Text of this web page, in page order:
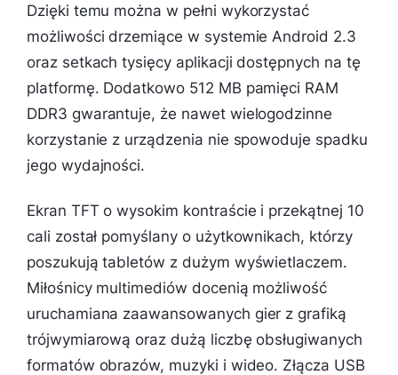
Dzięki temu można w pełni wykorzystać
możliwości drzemiące w systemie Android 2.3
oraz setkach tysięcy aplikacji dostępnych na tę
platformę. Dodatkowo 512 MB pamięci RAM
DDR3 gwarantuje, że nawet wielogodzinne
korzystanie z urządzenia nie spowoduje spadku
jego wydajności.
Ekran TFT o wysokim kontraście i przekątnej 10
cali został pomyślany o użytkownikach, którzy
poszukują tabletów z dużym wyświetlaczem.
Miłośnicy multimediów docenią możliwość
uruchamiana zaawansowanych gier z grafiką
trójwymiarową oraz dużą liczbę obsługiwanych
formatów obrazów, muzyki i wideo. Złącza USB